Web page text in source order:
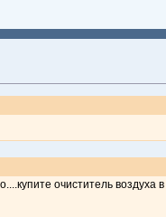
очиститель воздуха в